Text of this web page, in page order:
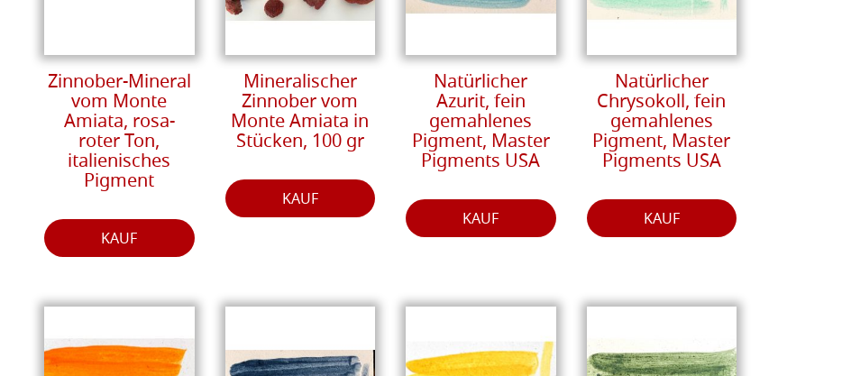
Zinnober-Mineral
vom Monte
Amiata, rosa-
roter Ton,
italienisches
Pigment
KAUF
Mineralischer
Zinnober vom
Monte Amiata in
Stücken, 100 gr
KAUF
Natürlicher
Azurit, fein
gemahlenes
Pigment, Master
Pigments USA
KAUF
Natürlicher
Chrysokoll, fein
gemahlenes
Pigment, Master
Pigments USA
KAUF